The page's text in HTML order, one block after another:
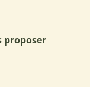
proposer